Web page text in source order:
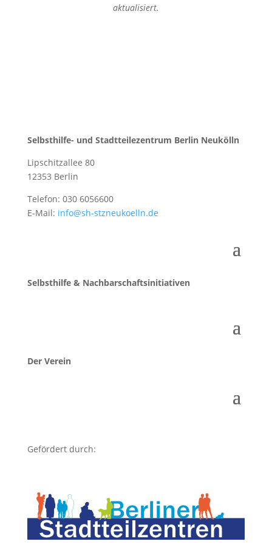
aktualisiert.
Selbsthilfe- und Stadtteilezentrum Berlin Neukölln
Lipschitzallee 80
12353 Berlin
Telefon: 030 6056600
E-Mail: info@sh-stzneukoelln.de
Selbsthilfe & Nachbarschaftsinitiativen
Der Verein
Gefördert durch: